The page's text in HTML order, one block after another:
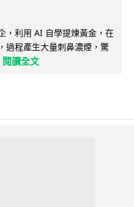
，利用 AI 自學提煉黃金，在
過程產生大量刺鼻濃煙，驚
閱讀全文